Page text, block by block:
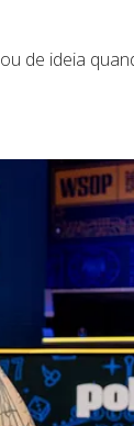
de ideia